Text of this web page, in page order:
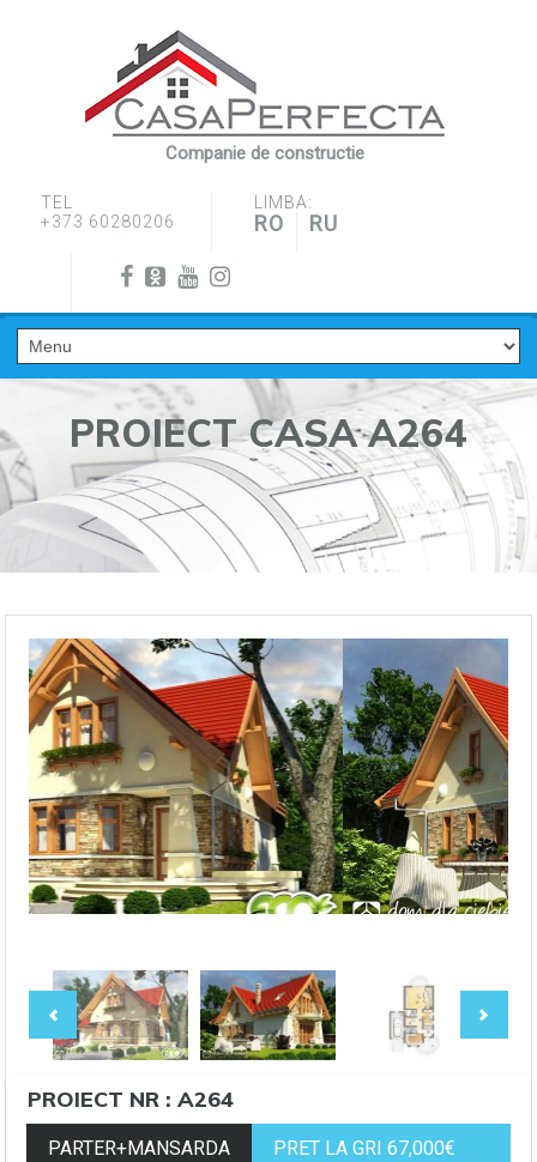
Companie de constructie
TEL
+373 60280206
LIMBA:
RO RU
PROIECT CASA A264
PROIECT NR : A264
PARTER+MANSARDA PRET LA GRI 67,000€